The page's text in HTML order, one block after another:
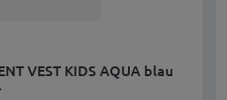
VEST KIDS AQUA blau